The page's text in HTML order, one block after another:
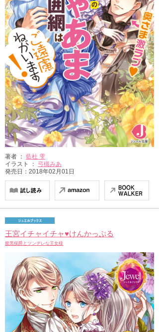
著者 ： 藍杜 雫
イラスト ： 弓槻みあ
発売日：2018年02月01日
王宮イチャイチャ♥けんかっぷる
腹黒侯爵とツンデレな王女様